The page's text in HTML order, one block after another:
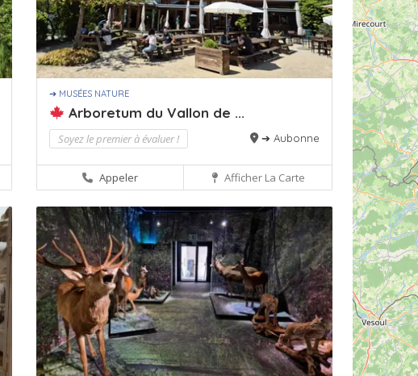
➔ MUSÉES NATURE
Arboretum du Vallon de ...
Soyez le premier à évaluer ! ➔ Aubonne
Appeler Afficher La Carte